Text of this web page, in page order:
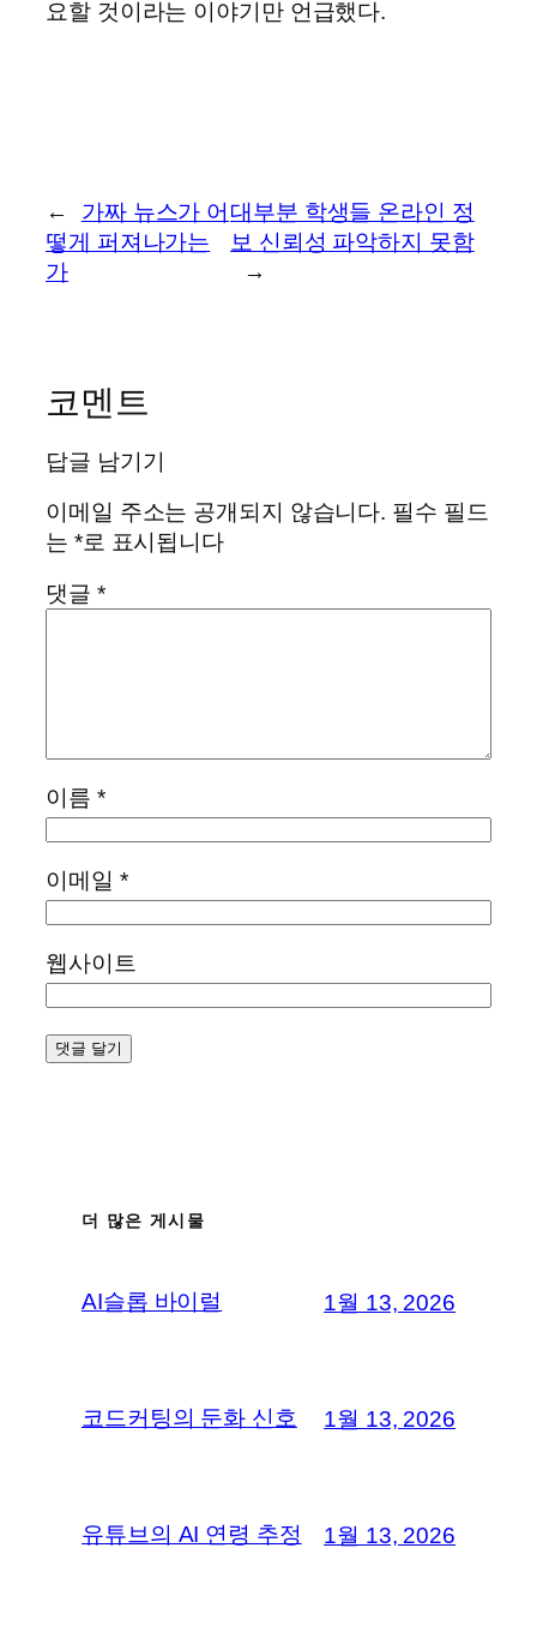
요할 것이라는 이야기만 언급했다.
←
가짜 뉴스가 어
떻게 퍼져나가는
가
대부분 학생들 온라인 정
보 신뢰성 파악하지 못함
→
코멘트
답글 남기기
이메일 주소는 공개되지 않습니다. 필수 필드
는 *로 표시됩니다
댓글 *
이름 *
이메일 *
웹사이트
더 많은 게시물
AI슬롭 바이럴 1월 13, 2026
코드커팅의 둔화 신호 1월 13, 2026
유튜브의 AI 연령 추정 1월 13, 2026